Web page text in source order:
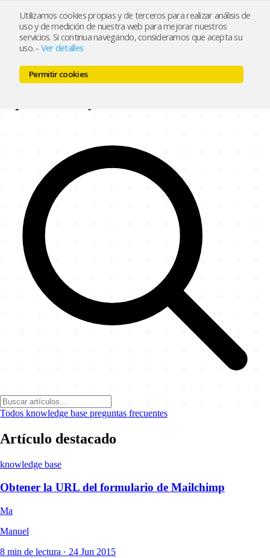
Utilizamos cookies propias y de terceros para realizar análisis de
uso y de medición de nuestra web para mejorar nuestros
servicios. Si continua navegando, consideramos que acepta su
uso. - Ver detalles
Permitir cookies
Inicio Características Ejemplos Precios Blog Contacto
Crear mi tienda
Inicio Características Ejemplos Precios Blog Contacto
Crear mi tienda
Todos knowledge base preguntas frecuentes
Artículo destacado
knowledge base
Obtener la URL del formulario de Mailchimp
Ma
Manuel
8 min de lectura · 24 Jun 2015